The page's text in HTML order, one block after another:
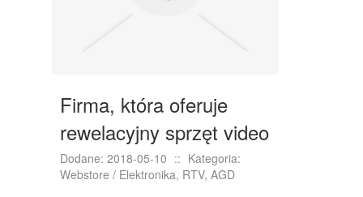
DLA DZIECI
MEBLE
Firma, która oferuje
rewelacyjny sprzęt video
Dodane: 2018-05-10 :: Kategoria:
Webstore / Elektronika, RTV, AGD